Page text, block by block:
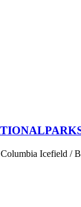
Icefield /